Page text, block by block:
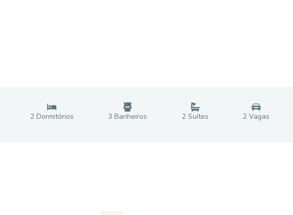
2Dormitórios 3 Banheiros 2Suítes 2 Vagas